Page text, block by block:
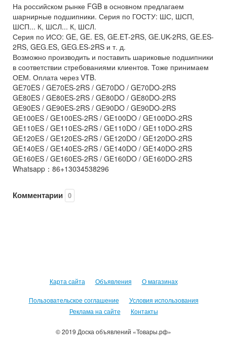
На российском рынке FGB в основном предлагаем
шарнирные подшипники. Серия по ГОСТУ: ШС, ШСП,
ШСП... К, ШСЛ... К, ШСЛ.
Серия по ИСО: GE, GE. ES, GE.ET-2RS, GE.UK-2RS, GE.ES-
2RS, GEG.ES, GEG.ES-2RS и т. д.
Возможно производить и поставить шариковые подшипники
в соответствии стребованиями клиентов. Тоже принимаем
ОЕМ. Оплата через VTB.
GE70ES / GE70ES-2RS / GE70DO / GE70DO-2RS
GE80ES / GE80ES-2RS / GE80DO / GE80DO-2RS
GE90ES / GE90ES-2RS / GE90DO / GE90DO-2RS
GE100ES / GE100ES-2RS / GE100DO / GE100DO-2RS
GE110ES / GE110ES-2RS / GE110DO / GE110DO-2RS
GE120ES / GE120ES-2RS / GE120DO / GE120DO-2RS
GE140ES / GE140ES-2RS / GE140DO / GE140DO-2RS
GE160ES / GE160ES-2RS / GE160DO / GE160DO-2RS
Whatsapp：86+13034538296
Комментарии 0
Карта сайта Объявления О магазинах
Пользовательское соглашение
Условия использования
Реклама на сайте
Контакты
© 2019 Доска объявлений «Товары.рф»